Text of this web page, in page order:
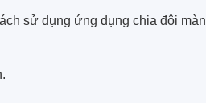
sử dụng ứng dụng chia đôi màn